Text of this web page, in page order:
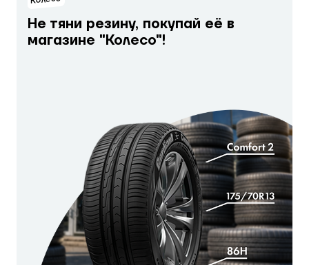
Не тяни резину, покупай её в
магазине "Колесо"!